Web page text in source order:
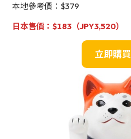
本地參考價：$379
日本售價 ： $183（JPY3,520）
立即購買